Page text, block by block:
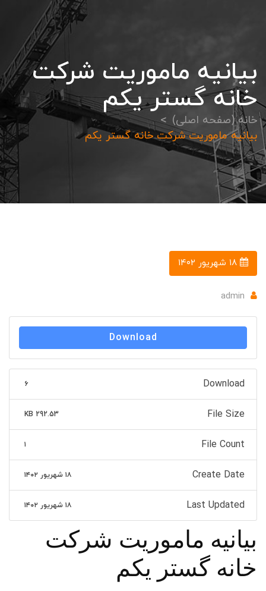
بیانیه ماموریت شرکت
خانه گستر یکم
خانه (صفحه اصلی)
بیانیه ماموریت شرکت خانه گستر یکم
admin
Download
Download ۶
File Size
292.53 KB
File Count ۱
Create Date ۱۸ شهریور ۱۴۰۲
Last Updated ۱۸ شهریور ۱۴۰۲
بیانیه ماموریت شرکت
خانه گستر یکم